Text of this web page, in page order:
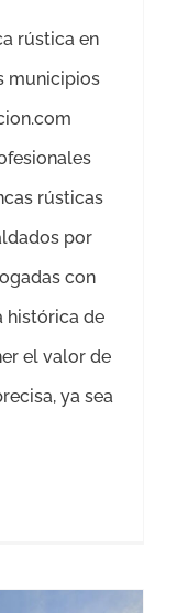
rústica en
municipios
rústicas
por
con
histórica de
el valor de
ya sea